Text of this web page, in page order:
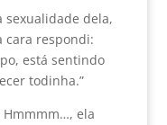
sexualidade dela,
cara respondi:
está sentindo
todinha.”
Hmmmm…, ela